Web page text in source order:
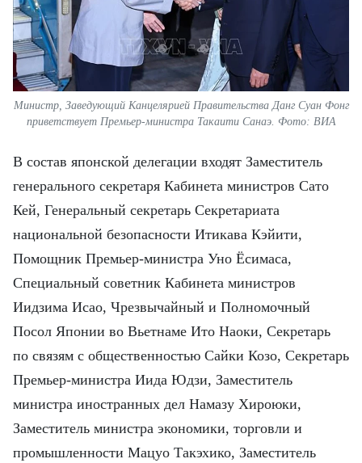
Министр, Заведующий Канцелярией Правительства Данг Суан Фонг
приветствует Премьер-министра Такаити Санаэ. Фото: ВИА
В состав японской делегации входят Заместитель
генерального секретаря Кабинета министров Сато
Кей, Генеральный секретарь Секретариата
национальной безопасности Итикава Кэйити,
Помощник Премьер-министра Уно Ёсимаса,
Специальный советник Кабинета министров
Иидзима Исао, Чрезвычайный и Полномочный
Посол Японии во Вьетнаме Ито Наоки, Секретарь
по связям с общественностью Сайки Козо, Секретарь
Премьер-министра Иида Юдзи, Заместитель
министра иностранных дел Намазу Хироюки,
Заместитель министра экономики, торговли и
промышленности Мацуо Такэхико, Заместитель